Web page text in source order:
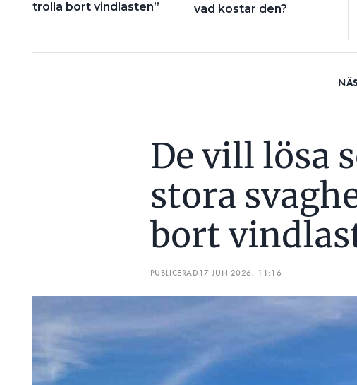
trolla bort vindlasten”
vad kostar den?
De vill lösa
stora
bort
PUBLICERAD 17 JUN 2026, 11:16